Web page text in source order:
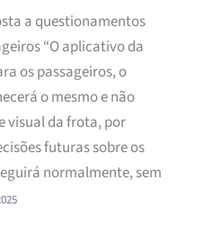
a questionamentos
“O aplicativo da
os passageiros, o
o mesmo e não
visual da frota, por
futuras sobre os
normalmente, sem